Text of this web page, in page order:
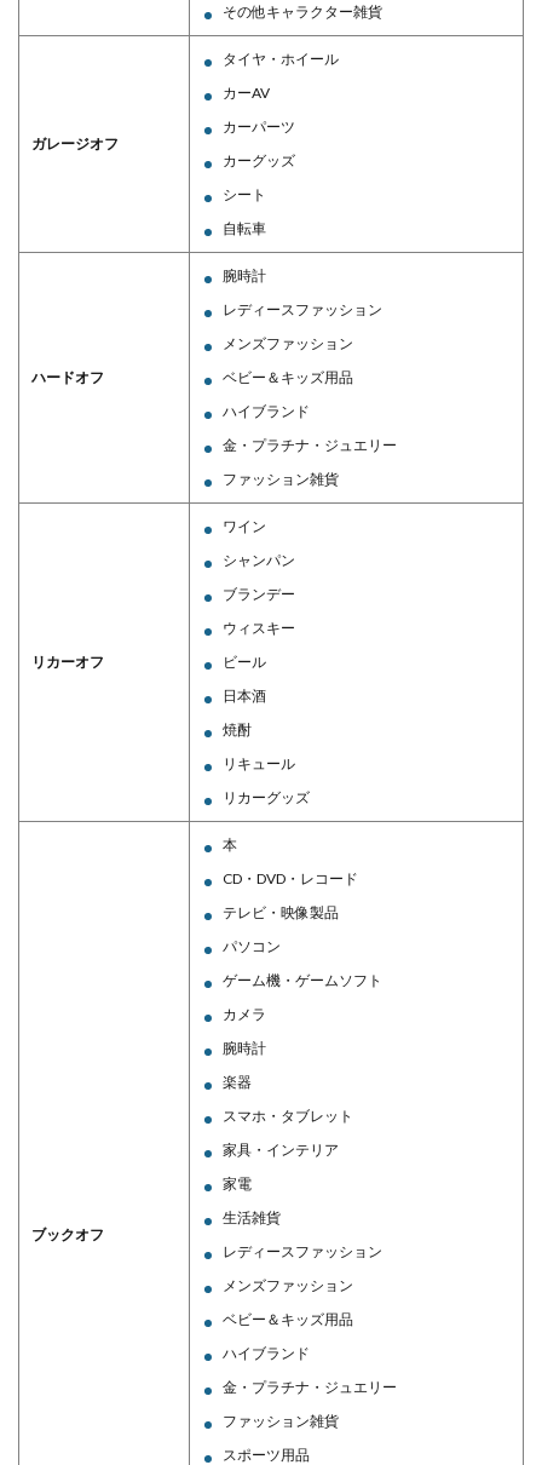
その他キャラクター雑貨
ガレージオフ
タイヤ・ホイール
カーAV
カーパーツ
カーグッズ
シート
自転車
ハードオフ
腕時計
レディースファッション
メンズファッション
ベビー＆キッズ用品
ハイブランド
金・プラチナ・ジュエリー
ファッション雑貨
リカーオフ
ワイン
シャンパン
ブランデー
ウィスキー
ビール
日本酒
焼酎
リキュール
リカーグッズ
ブックオフ
本
CD・DVD・レコード
テレビ・映像製品
パソコン
ゲーム機・ゲームソフト
カメラ
腕時計
楽器
スマホ・タブレット
家具・インテリア
家電
生活雑貨
レディースファッション
メンズファッション
ベビー＆キッズ用品
ハイブランド
金・プラチナ・ジュエリー
ファッション雑貨
スポーツ用品